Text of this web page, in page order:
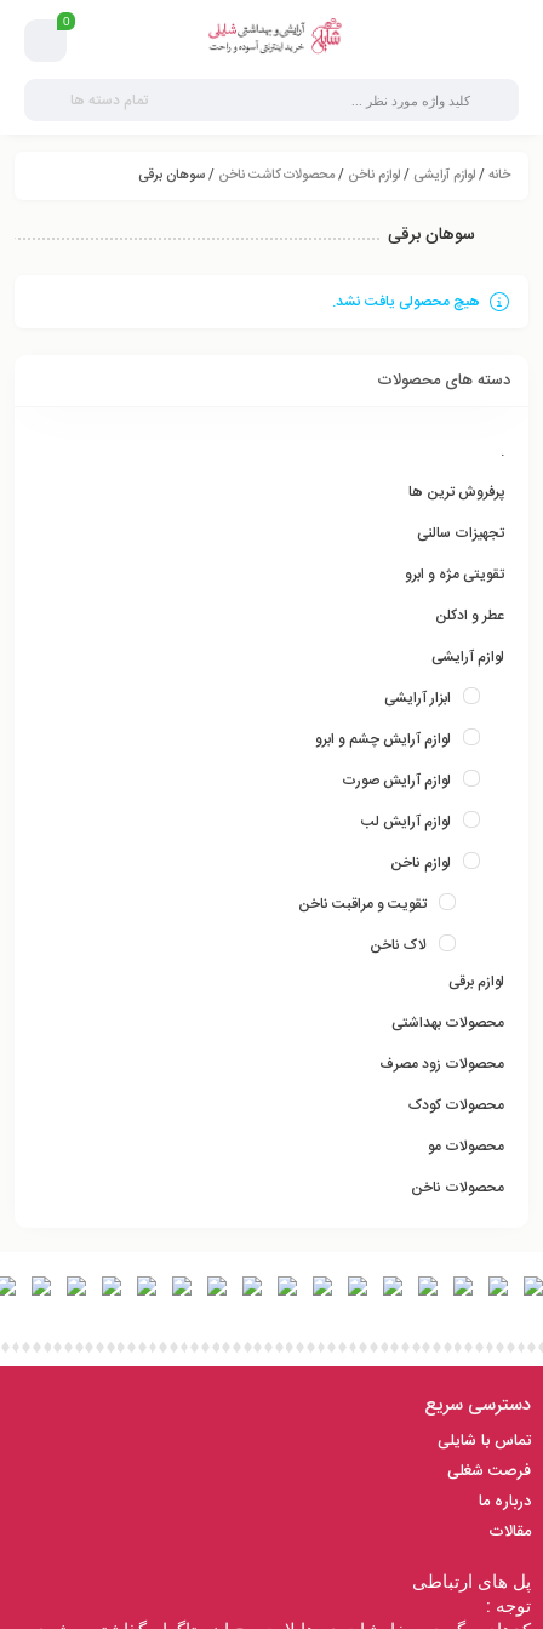
0
تمام دسته ها
خانه/لوازم آرایشی /لوازم ناخن /محصولات کاشت ناخن / سوهان برقی
سوهان برقی
هیچ محصولی یافت نشد.
دسته های محصولات
.
پرفروش ترین ها
تجهیزات سالنی
تقویتی مژه و ابرو
عطر و ادکلن
لوازم آرایشی
ابزار آرایشی
لوازم آرایش چشم و ابرو
لوازم آرایش صورت
لوازم آرایش لب
لوازم ناخن
تقویت و مراقبت ناخن
لاک ناخن
لوازم برقی
محصولات بهداشتی
محصولات زود مصرف
محصولات کودک
محصولات مو
محصولات ناخن
دسترسی سریع
تماس با شایلی
فرصت شغلی
درباره ما
مقالات
پل های ارتباطی
توجه :